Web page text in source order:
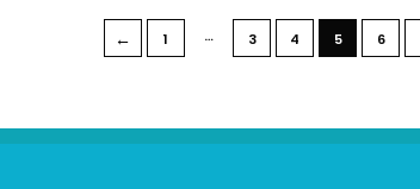
← 1 … 3 4 5 6